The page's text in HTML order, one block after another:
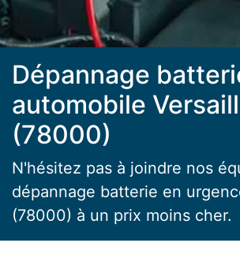
Dépannage
automobile
(78000)
N'hésitez pas à joindre nos
dépannage batterie en
(78000) à un prix moins cher.